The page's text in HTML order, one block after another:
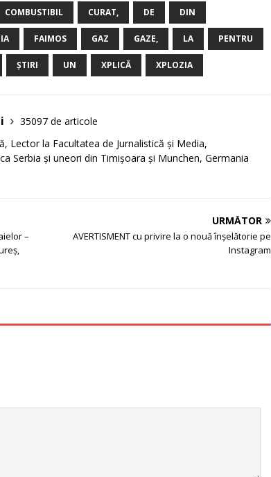
COMBUSTIBIL CURAT, DE DIN
FAIMOS GAZ GAZE, LA PENTRU
ȘTIRI UN XPLICĂ XPLOZIA
35097 de articole
Lector la Facultatea de Jurnalistică și Media,
Serbia și uneori din Timișoara și Munchen, Germania
–
URMĂTOR
AVERTISMENT cu privire la o nouă înșelătorie pe
Instagram